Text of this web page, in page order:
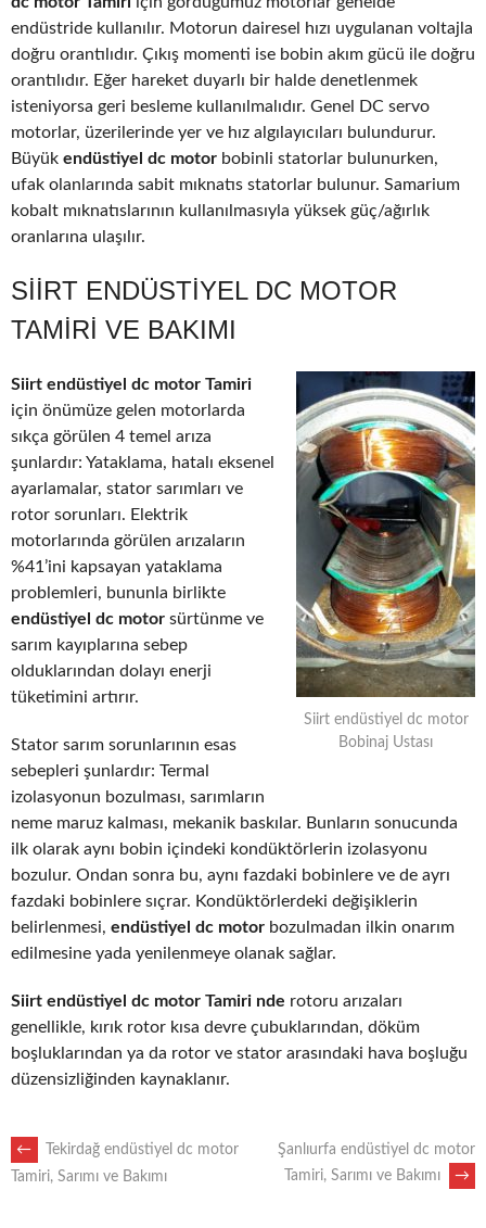
endüstride kullanılır. Motorun dairesel hızı uygulanan voltajla
doğru orantılıdır. Çıkış momenti ise bobin akım gücü ile doğru
orantılıdır. Eğer hareket duyarlı bir halde denetlenmek
isteniyorsa geri besleme kullanılmalıdır. Genel DC servo
motorlar, üzerilerinde yer ve hız algılayıcıları bulundurur.
Büyük endüstiyel dc motor bobinli statorlar bulunurken,
ufak olanlarında sabit mıknatıs statorlar bulunur. Samarium
kobalt mıknatıslarının kullanılmasıyla yüksek güç/ağırlık
oranlarına ulaşılır.
SIIRT ENDÜSTIYEL DC MOTOR
TAMIRI VE BAKIMI
Siirt endüstiyel dc motor
Bobinaj Ustası
Siirt endüstiyel dc motor Tamiri
için önümüze gelen motorlarda
sıkça görülen 4 temel arıza
şunlardır: Yataklama, hatalı eksenel
ayarlamalar, stator sarımları ve
rotor sorunları. Elektrik
motorlarında görülen arızaların
%41’ini kapsayan yataklama
problemleri, bununla birlikte
endüstiyel dc motor sürtünme ve
sarım kayıplarına sebep
olduklarından dolayı enerji
tüketimini artırır.
Stator sarım sorunlarının esas
sebepleri şunlardır: Termal
izolasyonun bozulması, sarımların
neme maruz kalması, mekanik baskılar. Bunların sonucunda
ilk olarak aynı bobin içindeki kondüktörlerin izolasyonu
bozulur. Ondan sonra bu, aynı fazdaki bobinlere ve de ayrı
fazdaki bobinlere sıçrar. Kondüktörlerdeki değişiklerin
belirlenmesi, endüstiyel dc motor bozulmadan ilkin onarım
edilmesine yada yenilenmeye olanak sağlar.
Siirt endüstiyel dc motor Tamiri nde rotoru arızaları
genellikle, kırık rotor kısa devre çubuklarından, döküm
boşluklarından ya da rotor ve stator arasındaki hava boşluğu
düzensizliğinden kaynaklanır.
POST
←
Tekirdağ endüstiyel dc motor
Tamiri, Sarımı ve Bakımı
Şanlıurfa endüstiyel dc motor
Tamiri, Sarımı ve Bakımı
→